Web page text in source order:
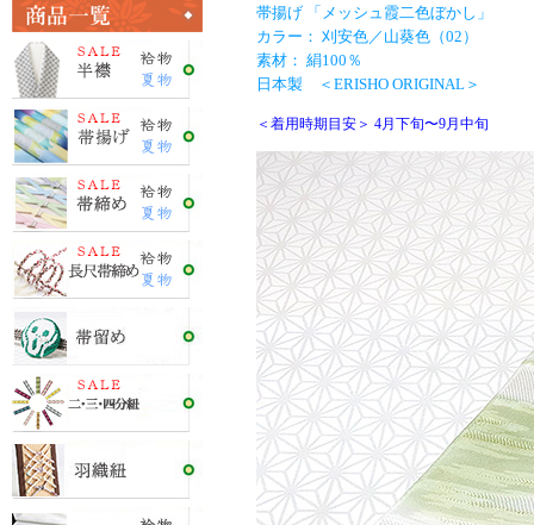
帯揚げ 「メッシュ霞二色ぼかし」
カラー： 刈安色／山葵色（02）
素材： 絹100％
日本製 ＜ERISHO ORIGINAL＞
＜着用時期目安＞ 4月下旬〜9月中旬